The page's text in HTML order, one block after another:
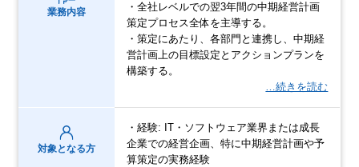
業務内容
・全社レベルでの翌3年間の中期経営計画
策定プロセス全体を主導する。
・策定にあたり、各部門と連携し、中期経
営計画上の目標設定とアクションプランを
構築する。
…続きを読む
対象となる方
・経験: IT・ソフトウェア業界または成長
企業での経営企画、特に中期経営計画や予
算策定の実務経験